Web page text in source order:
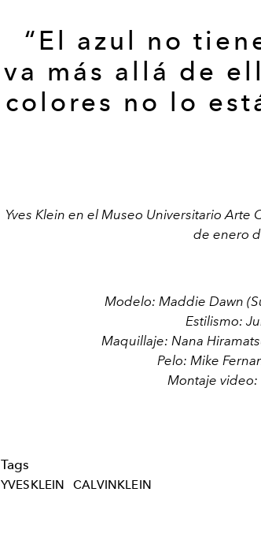
“El azul no
va más allá de
colores no lo
Yves Klein en el Museo Universitario
de enero
Modelo: Maddie Dawn
Estilismo:
Maquillaje: Nana
Pelo: Mike
Montaje video:
Tags
YVESKLEIN CALVINKLEIN